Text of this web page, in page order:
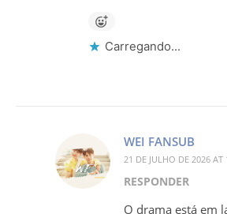
Carregando...
WEI FANSUB
21 DE JULHO DE 2026 AT
RESPONDER
O drama está em